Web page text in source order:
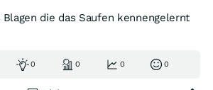
die das Saufen kennengelernt
0 0 0 0